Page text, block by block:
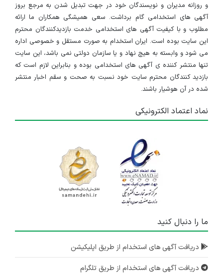
و روزانه مدیران و نویسندگان خود در جهت تبدیل شدن به مرجع بروز
آگهی های استخدامی گام برداشت. سعی همیشگی همکاران ما ارائه
مطلوب و با کیفیت آگهی های استخدامی خدمت بازدیدکنندگان محترم
این سایت بوده است. ایران استخدام به صورت مستقل و خصوصی اداره
می شود و وابسته به هیچ نهاد و یا سازمان دولتی نمی باشد، این سایت
تنها منتشر کننده ی آگهی های استخدامی بوده و بنابراین لازم است که
بازدید کنندگان محترم سایت خود نسبت به صحت و سقم اخبار منتشر
شده در آن هوشیار باشند.
نماد اعتماد الکترونیکی
ما را دنبال کنید
دریافت آگهی های استخدام از طریق اپلیکیشن
دریافت آگهی های استخدام از طریق تلگرام